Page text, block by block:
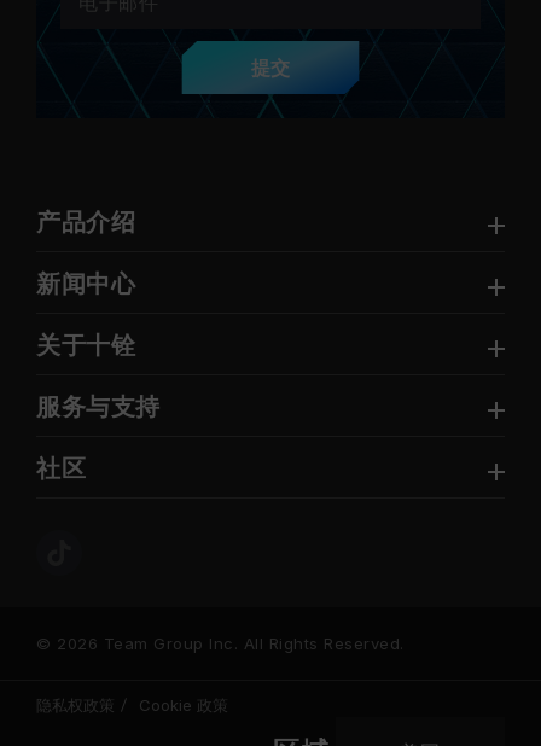
提交
产品介绍
新闻中心
关于十铨
服务与支持
社区
© 2026 Team Group Inc. All Rights Reserved.
隐私权政策 Cookie 政策